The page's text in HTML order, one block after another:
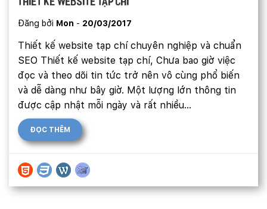
Thiết kế website tạp chí
Đăng bởi Mon - 20/03/2017
Thiết kế website tạp chí chuyên nghiệp và chuẩn
SEO Thiết kế website tạp chí, Chưa bao giờ việc
đọc và theo dõi tin tức trở nên vô cùng phổ biến
và dễ dàng như bây giờ. Một lượng lớn thông tin
được cập nhật mỗi ngày và rất nhiều...
ĐỌC THÊM